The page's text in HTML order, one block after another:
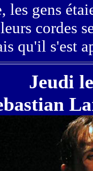
les gens
cordes
qu'il s'est
Jeudi